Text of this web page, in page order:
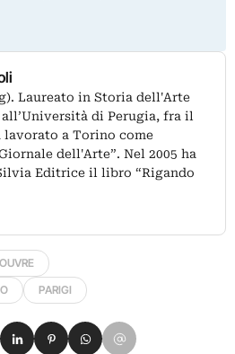
Laureato in Storia dell'Arte
di Perugia, fra il
lavorato a Torino come
dell'Arte”. Nel 2005 ha
Editrice il libro “Rigando
PARIGI
Facebook
su X
Condividi su LinkedIn
Condividi su Pinterest
Condividi su WhatsApp
Condividi su Email